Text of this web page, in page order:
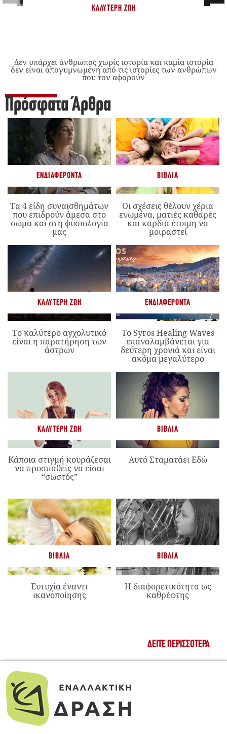
ΚΑΛΎΤΕΡΗ ΖΩΉ
Δεν υπάρχει άνθρωπος χωρίς ιστορία και καμία ιστορία
δεν είναι απογυμνωμένη από τις ιστορίες των ανθρώπων
που τον αφορούν
Πρόσφατα Άρθρα
ΕΝΔΙΑΦΈΡΟΝΤΑ
Τα 4 είδη συναισθημάτων
που επιδρούν άμεσα στο
σώμα και στη φυσιολογία
μας
ΒΙΒΛΊΑ
Οι σχέσεις θέλουν χέρια
ενωμένα, ματιές καθαρές
και καρδιά έτοιμη να
μοιραστεί
ΚΑΛΎΤΕΡΗ ΖΩΉ
Το καλύτερο αγχολυτικό
είναι η παρατήρηση των
άστρων
ΕΝΔΙΑΦΈΡΟΝΤΑ
Το Syros Healing Waves
επαναλαμβάνεται για
δεύτερη χρονιά και είναι
ακόμα μεγαλύτερο
ΚΑΛΎΤΕΡΗ ΖΩΉ
Κάποια στιγμή κουράζεσαι
να προσπαθείς να είσαι
“σωστός”
ΒΙΒΛΊΑ
Αυτό Σταματάει Εδώ
ΒΙΒΛΊΑ
Ευτυχία έναντι
ικανοποίησης
ΒΙΒΛΊΑ
Η διαφορετικότητα ως
καθρέφτης
ΔΕΊΤΕ ΠΕΡΙΣΣΌΤΕΡΑ